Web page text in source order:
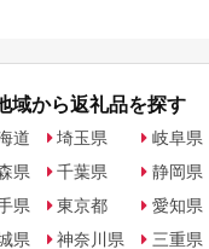
域から返礼品を探す
道
県
県
県
埼玉県
千葉県
東京都
神奈川県
岐阜県
静岡県
愛知県
三重県